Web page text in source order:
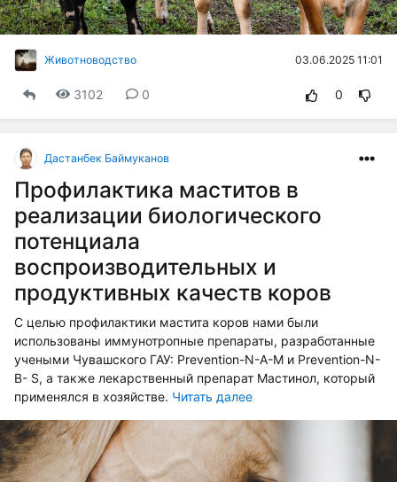
Животноводство 03.06.2025 11:01
3102 0 0
Дастанбек Баймуканов
Профилактика маститов в
реализации биологического
потенциала
воспроизводительных и
продуктивных качеств коров
С целью профилактики мастита коров нами были
использованы иммунотропные препараты, разработанные
учеными Чувашского ГАУ: Prevention-N-A-M и Prevention-N-
В- S, а также лекарственный препарат Мастинол, который
применялся в хозяйстве. Читать далее